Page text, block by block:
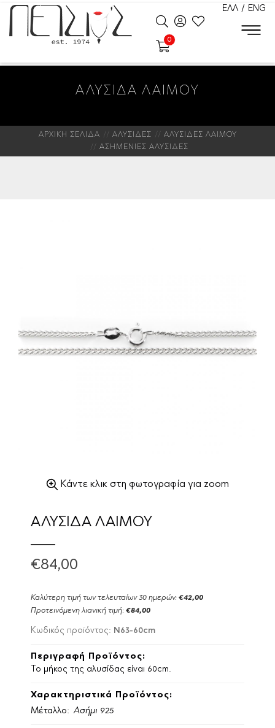
ΕΛΛ / ENG
0
ΑΛΥΣΙΔΑ ΛΑΙΜΟΥ
ΑΡΧΙΚΗ ΣΕΛΙΔΑ ΑΛΥΣΙΔΕΣ
ΑΛΥΣΙΔΕΣ ΛΑΙΜΟΥ
ΑΣΗΜΕΝΙΕΣ ΑΛΥΣΙΔΕΣ
Κάντε κλικ στη φωτογραφία για zoom
ΑΛΥΣΙΔΑ ΛΑΙΜΟΥ
€84,00
Καλύτερη τιμή των τελευταίων 30 ημερών: €42,00
Προτεινόμενη λιανική τιμή: €84,00
Κωδικός προϊόντος: N63-60cm
Περιγραφή Προϊόντος:
Το μήκος της αλυσίδας είναι 60cm.
Χαρακτηριστικά Προϊόντος:
Μέταλλο: Ασήμι 925